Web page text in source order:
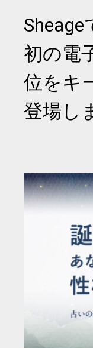
初の電
位をキ
登場し